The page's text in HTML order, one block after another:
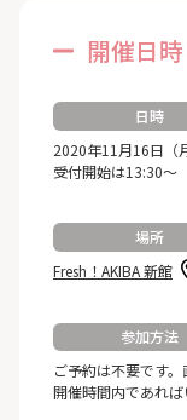
開催日
日時
2020年11月16日（
受付開始は13:30～
場所
Fresh！AKIBA 新館
参加方法
ご予約は不要です。
開催時間内であれば